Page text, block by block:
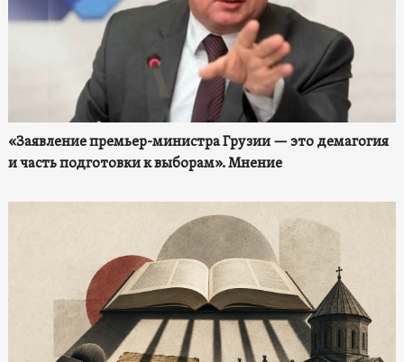
«Заявление премьер-министра Грузии — это демагогия
и часть подготовки к выборам». Мнение